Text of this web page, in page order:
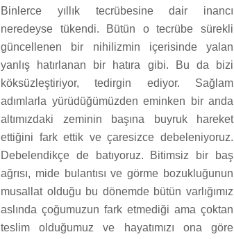
Binlerce yıllık tecrübesine dair inancı
neredeyse tükendi. Bütün o tecrübe sürekli
güncellenen bir nihilizmin içerisinde yalan
yanlış hatırlanan bir hatıra gibi. Bu da bizi
köksüzleştiriyor, tedirgin ediyor. Sağlam
adımlarla yürüdüğümüzden eminken bir anda
altımızdaki zeminin başına buyruk hareket
ettiğini fark ettik ve çaresizce debeleniyoruz.
Debelendikçe de batıyoruz. Bitimsiz bir baş
ağrısı, mide bulantısı ve görme bozukluğunun
musallat olduğu bu dönemde bütün varlığımız
aslında çoğumuzun fark etmediği ama çoktan
teslim olduğumuz ve hayatımızı ona göre